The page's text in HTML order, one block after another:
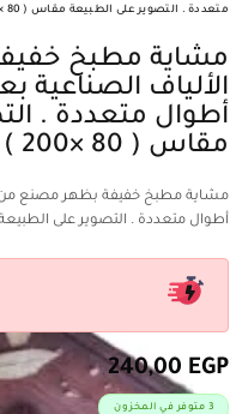
متعددة . التصوير على الطبيعة مقاس ( 80 ×200 )
مشاية مطبخ خفيفة بظهر مصنع من
أطوال متعددة .
مقاس ( 80 ×200 )
أطوال متعددة . التصوير على
240,00 EGP
3 متوفر في المخزون